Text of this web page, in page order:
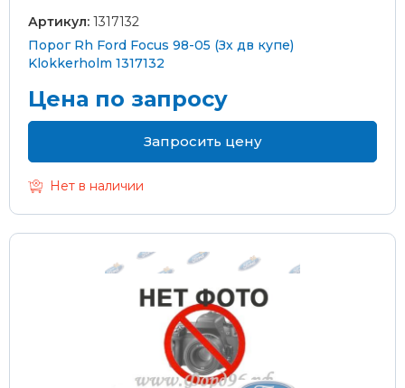
Артикул: 1317132
Порог Rh Ford Focus 98-05 (Зх дв купе)
Klokkerholm 1317132
Цена по запросу
Запросить цену
Нет в наличии